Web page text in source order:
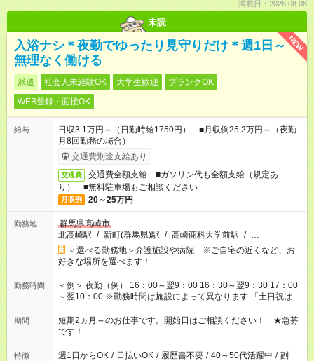
掲載日：2026.08.08
未読
NEW
入浴ナシ＊夜勤でゆったり見守りだけ＊週1日～
無理なく働ける
派遣 社会人未経験OK 大学生歓迎
ブランクOK
WEB登録・面接OK
給与
日収3.1万円～（日勤時給1750円） ■月収例25.2万円～（夜勤
月8回勤務の場合）
交通費別途支給あり
交通費
交通費全額支給 ■ガソリン代も全額支給（規定あ
り） ■無料駐車場もご相談ください
月収例 20～25万円
勤務地
群馬県高崎市
北高崎駅 / 新町(群馬県)駅 / 高崎商科大学前駅 / …
＜選べる勤務地＞介護施設や病院 ※ご自宅の近くなど、お
好きな場所を選べます！
勤務時間
＜例＞ 夜勤（例） 16：00～翌9：00 16：30～翌9：30 17：00
～翌10：00 ※勤務時間は施設によって異なります 「土日祝は休
みたい」 「しっかり稼ぎたい」 「もう少し遅い時間から始めた
い」など ご希望にあったお仕事をご案内いたします。 ※未経験
の方の場合は1～2ヶ月間は日中での仕事を経験いただき、 お
仕事に慣れてからの夜勤になります。 ★家庭の都合でお休みが
必要な場合も遠慮なくご相談ください。
期間
短期2ヵ月～のお仕事です。開始日はご相談ください！ ★急募
です！
特徴 週1日からOK / 日払いOK / 履歴書不要 / 40～50代活躍中 / 副